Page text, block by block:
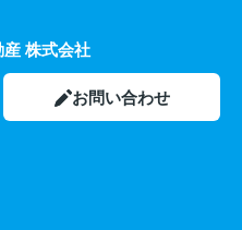
株式会社
お問い合わせ